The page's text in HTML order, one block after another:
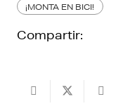
¡MONTA EN BICI!
Compartir: